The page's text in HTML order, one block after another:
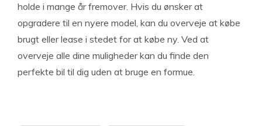
holde i mange år fremover. Hvis du ønsker at
opgradere til en nyere model, kan du overveje at købe
brugt eller lease i stedet for at købe ny. Ved at
overveje alle dine muligheder kan du finde den
perfekte bil til dig uden at bruge en formue.